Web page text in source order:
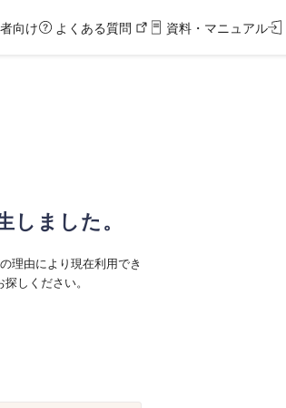
向け よくある質問 資料・マニュアル
しました。
理由により現在利用でき
しください。